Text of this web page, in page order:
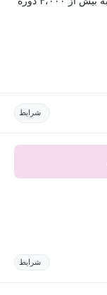
شرایط
شرایط